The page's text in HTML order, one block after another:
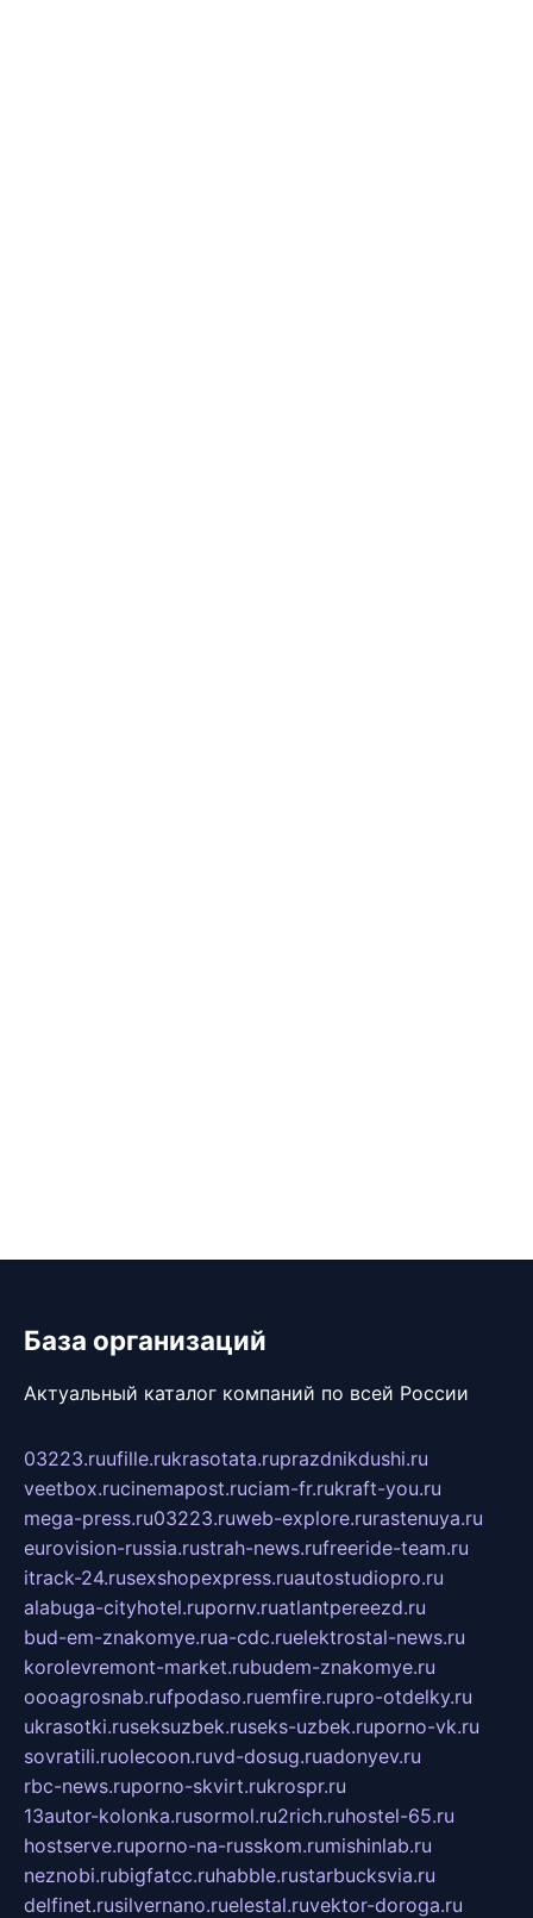
База организаций
Актуальный каталог компаний по всей России
03223.ruufille.rukrasotata.ruprazdnikdushi.ru
veetbox.rucinemapost.ruciam-fr.rukraft-you.ru
mega-press.ru03223.ruweb-explore.rurastenuya.ru
eurovision-russia.rustrah-news.rufreeride-team.ru
itrack-24.rusexshopexpress.ruautostudiopro.ru
alabuga-cityhotel.rupornv.ruatlantpereezd.ru
bud-em-znakomye.rua-cdc.ruelektrostal-news.ru
korolevremont-market.rubudem-znakomye.ru
oooagrosnab.rufpodaso.ruemfire.rupro-otdelky.ru
ukrasotki.ruseksuzbek.ruseks-uzbek.ruporno-vk.ru
sovratili.ruolecoon.ruvd-dosug.ruadonyev.ru
rbc-news.ruporno-skvirt.rukrospr.ru
13autor-kolonka.rusormol.ru2rich.ruhostel-65.ru
hostserve.ruporno-na-russkom.rumishinlab.ru
neznobi.rubigfatcc.ruhabble.rustarbucksvia.ru
delfinet.rusilvernano.ruelestal.ruvektor-doroga.ru